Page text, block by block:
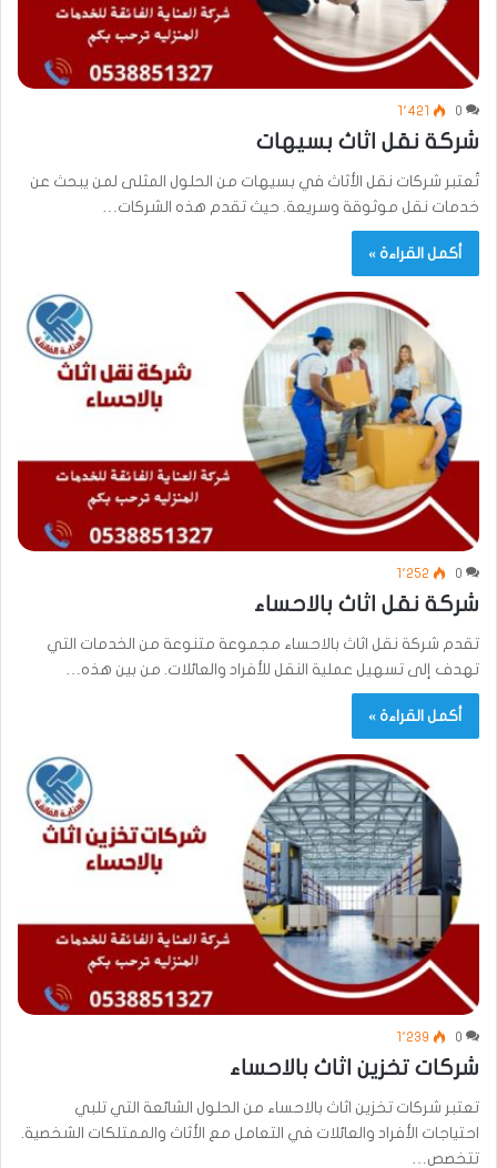
0 1٬421
شركة نقل اثاث بسيهات
تُعتبر شركات نقل الأثاث في بسيهات من الحلول المثلى لمن يبحث عن
خدمات نقل موثوقة وسريعة. حيث تقدم هذه الشركات…
أكمل القراءة »
0 1٬252
شركة نقل اثاث بالاحساء
تقدم شركة نقل اثاث بالاحساء مجموعة متنوعة من الخدمات التي
تهدف إلى تسهيل عملية النقل للأفراد والعائلات. من بين هذه…
أكمل القراءة »
0 1٬239
شركات تخزين اثاث بالاحساء
تعتبر شركات تخزين اثاث بالاحساء من الحلول الشائعة التي تلبي
احتياجات الأفراد والعائلات في التعامل مع الأثاث والممتلكات الشخصية.
تتخصص…